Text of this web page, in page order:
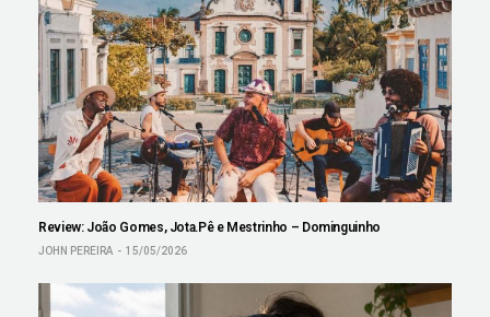
Review: João Gomes, Jota.Pê e Mestrinho – Dominguinho
JOHN PEREIRA 15/05/2026